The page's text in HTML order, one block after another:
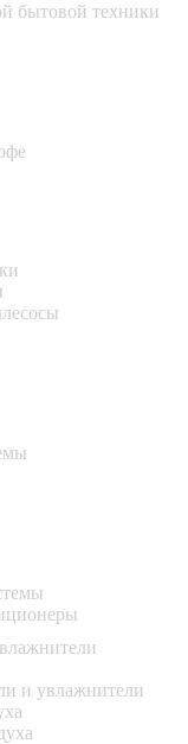
бытовой техники
и увлажнители